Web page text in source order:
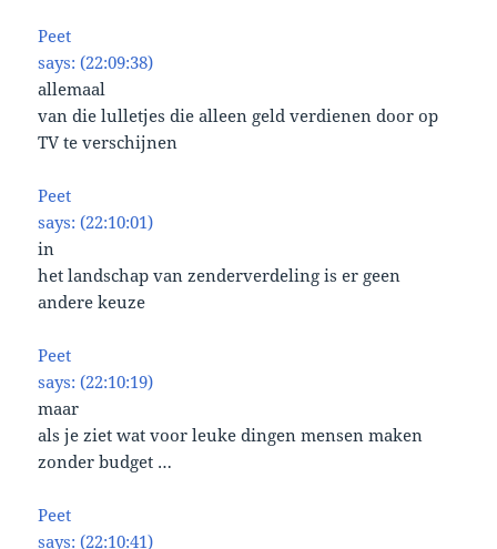
Peet
says: (22:09:38)
allemaal
van die lulletjes die alleen geld verdienen door op
TV te verschijnen
Peet
says: (22:10:01)
in
het landschap van zenderverdeling is er geen
andere keuze
Peet
says: (22:10:19)
maar
als je ziet wat voor leuke dingen mensen maken
zonder budget …
Peet
says: (22:10:41)